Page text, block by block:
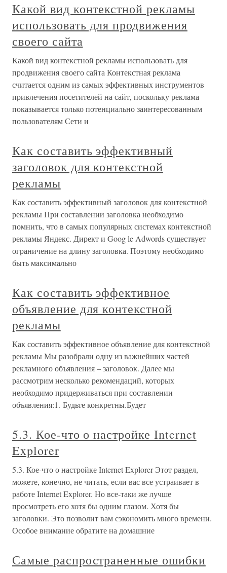
Какой вид контекстной рекламы
использовать для продвижения
своего сайта
Какой вид контекстной рекламы использовать для
продвижения своего сайта Контекстная реклама
считается одним из самых эффективных инструментов
привлечения посетителей на сайт, поскольку реклама
показывается только потенциально заинтересованным
пользователям Сети и
Как составить эффективный
заголовок для контекстной
рекламы
Как составить эффективный заголовок для контекстной
рекламы При составлении заголовка необходимо
помнить, что в самых популярных системах контекстной
рекламы Яндекс. Директ и Goog le Adwords существует
ограничение на длину заголовка. Поэтому необходимо
быть максимально
Как составить эффективное
объявление для контекстной
рекламы
Как составить эффективное объявление для контекстной
рекламы Мы разобрали одну из важнейших частей
рекламного объявления – заголовок. Далее мы
рассмотрим несколько рекомендаций, которых
необходимо придерживаться при составлении
объявления:1. Будьте конкретны.Будет
5.3. Кое-что о настройке Internet
Explorer
5.3. Кое-что о настройке Internet Explorer Этот раздел,
можете, конечно, не читать, если вас все устраивает в
работе Internet Explorer. Но все-таки же лучше
просмотреть его хотя бы одним глазом. Хотя бы
заголовки. Это позволит вам сэкономить много времени.
Особое внимание обратите на домашние
Самые распространенные ошибки